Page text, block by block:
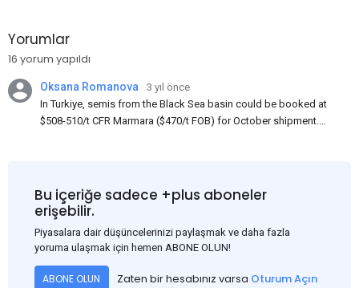
Yorumlar
16 yorum yapıldı
Oksana Romanova
3 yıl önce
In Turkiye, semis from the Black Sea basin could be booked at
$508-510/t CFR Marmara ($470/t FOB) for October shipment.
market. Information about sales of 15,000-20,000 t at $485/t
CFR around two weeks ago was circulating in the market, but it
could not be confirmed at the time of publication. This was a re-
export of Donbas material provided by a Russian mill.
Bu içeriğe sadece +plus aboneler
erişebilir.
Piyasalara dair düşüncelerinizi paylaşmak ve daha fazla
yoruma ulaşmak için hemen ABONE OLUN!
ABONE OLUN Zaten bir hesabınız varsa Oturum Açın